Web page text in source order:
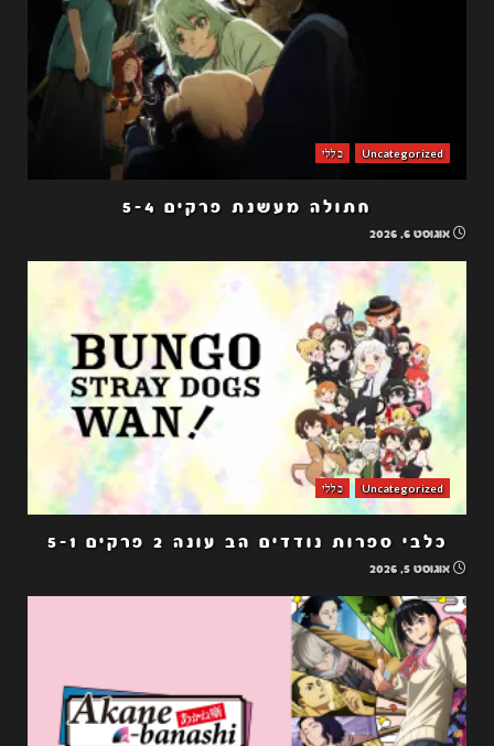
Uncategorized כללי
חתולה מעשנת פרקים 5-4
אוגוסט 6, 2026
Uncategorized כללי
כלבי ספרות נודדים הב עונה 2 פרקים 5-1
אוגוסט 5, 2026